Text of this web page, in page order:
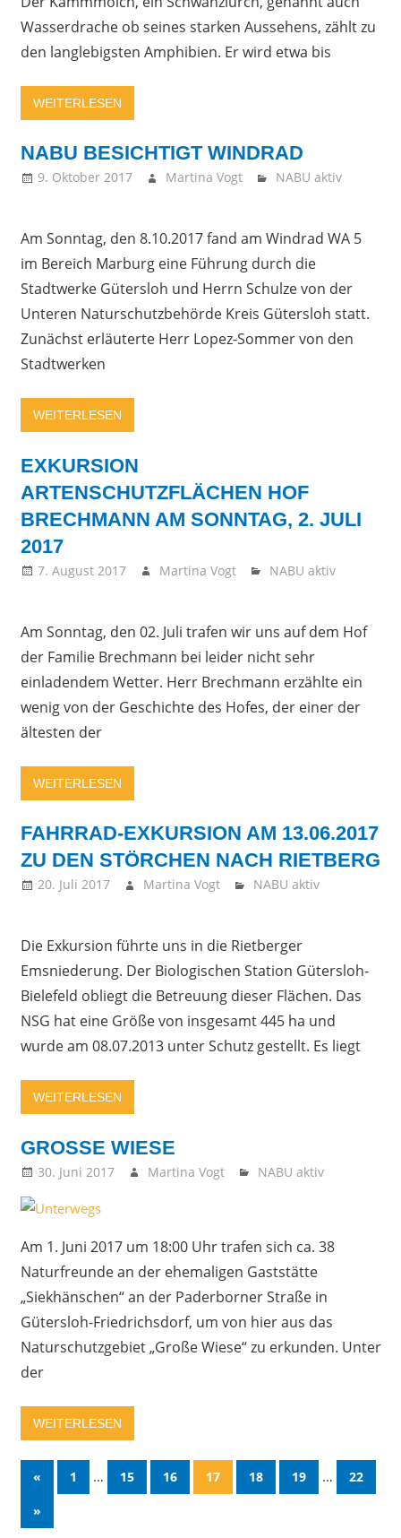
Wasserdrache ob seines starken Aussehens, zählt zu
den langlebigsten Amphibien. Er wird etwa bis
WEITERLESEN
NABU BESICHTIGT WINDRAD
9. Oktober 2017 Martina Vogt NABU aktiv
Am Sonntag, den 8.10.2017 fand am Windrad WA 5
im Bereich Marburg eine Führung durch die
Stadtwerke Gütersloh und Herrn Schulze von der
Unteren Naturschutzbehörde Kreis Gütersloh statt.
Zunächst erläuterte Herr Lopez-Sommer von den
Stadtwerken
WEITERLESEN
EXKURSION
ARTENSCHUTZFLÄCHEN HOF
BRECHMANN AM SONNTAG, 2. JULI
2017
7. August 2017 Martina Vogt NABU aktiv
Am Sonntag, den 02. Juli trafen wir uns auf dem Hof
der Familie Brechmann bei leider nicht sehr
einladendem Wetter. Herr Brechmann erzählte ein
wenig von der Geschichte des Hofes, der einer der
ältesten der
WEITERLESEN
FAHRRAD-EXKURSION AM 13.06.2017
ZU DEN STÖRCHEN NACH RIETBERG
20. Juli 2017 Martina Vogt NABU aktiv
Die Exkursion führte uns in die Rietberger
Emsniederung. Der Biologischen Station Gütersloh-
Bielefeld obliegt die Betreuung dieser Flächen. Das
NSG hat eine Größe von insgesamt 445 ha und
wurde am 08.07.2013 unter Schutz gestellt. Es liegt
WEITERLESEN
GROSSE WIESE
30. Juni 2017 Martina Vogt NABU aktiv
Am 1. Juni 2017 um 18:00 Uhr trafen sich ca. 38
Naturfreunde an der ehemaligen Gaststätte
„Siekhänschen“ an der Paderborner Straße in
Gütersloh-Friedrichsdorf, um von hier aus das
Naturschutzgebiet „Große Wiese“ zu erkunden. Unter
der
WEITERLESEN
« 1 … 15 16 17 18 19 …
22
»